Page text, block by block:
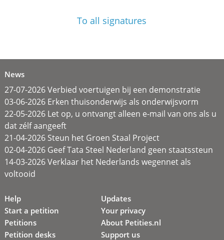
To all signatures
News
27-07-2026 Verbied voertuigen bij een demonstratie
03-06-2026 Erken thuisonderwijs als onderwijsvorm
22-05-2026 Let op, u ontvangt alleen e-mail van ons als u
dat zélf aangeeft
21-04-2026 Steun het Groen Staal Project
02-04-2026 Geef Tata Steel Nederland geen staatssteun
14-03-2026 Verklaar het Nederlands wegennet als
voltooid
Help
Start a petition
Petitions
Petition desks
Updates
Your privacy
About Petities.nl
Support us